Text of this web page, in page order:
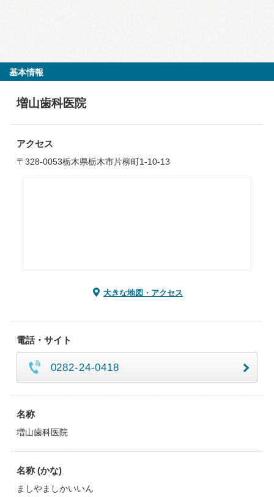
基本情報
増山歯科医院
アクセス
〒328-0053栃木県栃木市片柳町1-10-13
大きな地図・アクセス
電話・サイト
0282-24-0418
名称
増山歯科医院
名称 (かな)
ましやましかいいん